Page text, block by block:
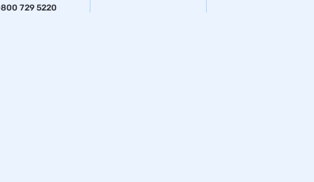
729 5220